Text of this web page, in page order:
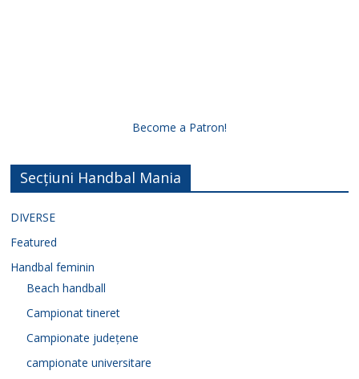
Become a Patron!
Secțiuni Handbal Mania
DIVERSE
Featured
Handbal feminin
Beach handball
Campionat tineret
Campionate județene
campionate universitare